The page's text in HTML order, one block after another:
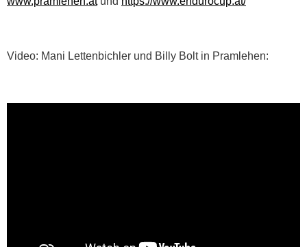
Video: Mani Lettenbichler und Billy Bolt in Pramlehen: